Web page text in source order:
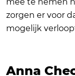
zorgen er voor
mogelijk
Anna